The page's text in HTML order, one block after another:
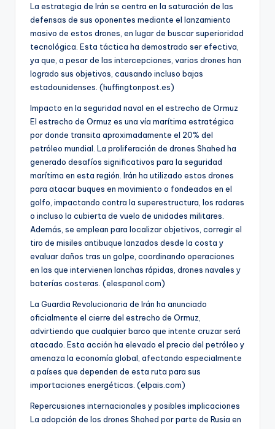
La estrategia de Irán se centra en la saturación de las
defensas de sus oponentes mediante el lanzamiento
masivo de estos drones, en lugar de buscar superioridad
tecnológica. Esta táctica ha demostrado ser efectiva,
ya que, a pesar de las intercepciones, varios drones han
logrado sus objetivos, causando incluso bajas
estadounidenses. (huffingtonpost.es)
Impacto en la seguridad naval en el estrecho de Ormuz
El estrecho de Ormuz es una vía marítima estratégica
por donde transita aproximadamente el 20% del
petróleo mundial. La proliferación de drones Shahed ha
generado desafíos significativos para la seguridad
marítima en esta región. Irán ha utilizado estos drones
para atacar buques en movimiento o fondeados en el
golfo, impactando contra la superestructura, los radares
o incluso la cubierta de vuelo de unidades militares.
Además, se emplean para localizar objetivos, corregir el
tiro de misiles antibuque lanzados desde la costa y
evaluar daños tras un golpe, coordinando operaciones
en las que intervienen lanchas rápidas, drones navales y
baterías costeras. (elespanol.com)
La Guardia Revolucionaria de Irán ha anunciado
oficialmente el cierre del estrecho de Ormuz,
advirtiendo que cualquier barco que intente cruzar será
atacado. Esta acción ha elevado el precio del petróleo y
amenaza la economía global, afectando especialmente
a países que dependen de esta ruta para sus
importaciones energéticas. (elpais.com)
Repercusiones internacionales y posibles implicaciones
La adopción de los drones Shahed por parte de Rusia en